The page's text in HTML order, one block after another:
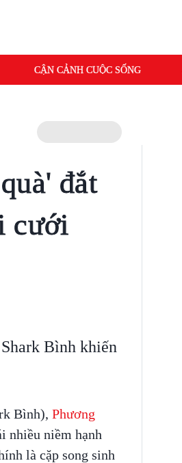
CẬN CẢNH CUỘC SỐNG
đắt
cưới
Bình khiến
Bình), Phương
nhiều niềm hạnh
là cặp song sinh